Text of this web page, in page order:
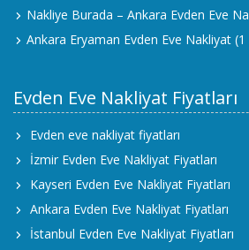
Nakliye Burada – Ankara Evden Eve
Ankara Eryaman Evden Eve Nakliyat
Evden Eve Nakliyat Fiyatları
Evden eve nakliyat fiyatları
İzmir Evden Eve Nakliyat Fiyatları
Kayseri Evden Eve Nakliyat Fiyatları
Ankara Evden Eve Nakliyat Fiyatları
İstanbul Evden Eve Nakliyat Fiyatları